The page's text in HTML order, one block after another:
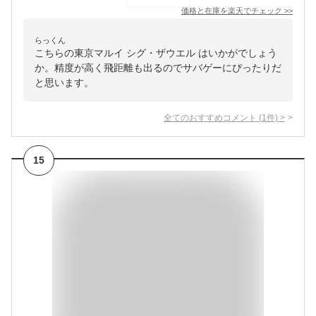
価格と在庫を楽天でチェック >>
らっくん
こちらの東京マルイ シグ・ザウエル はいかがでしょう
か。精度が高く飛距離も出るのでサバゲーにぴったりだ
と思います。
全てのおすすめコメント (1 件) >
15